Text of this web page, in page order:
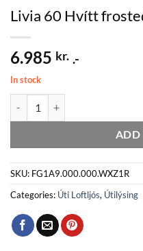
Livia 60 Hvítt
6.985 kr. .-
In stock
ADD
SKU: FG1A9.000.000.WXZ1R
Categories: Úti Loftljós, Útilýsing